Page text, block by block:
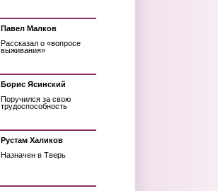
Павел Малков
Рассказал о «вопросе
выживания»
Борис Ясинский
Поручился за свою
трудоспособность
Рустам Халиков
Назначен в Тверь